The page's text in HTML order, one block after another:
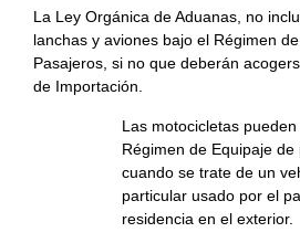
La Ley Orgánica de Aduanas, no
lanchas y aviones bajo el Régimen
Pasajeros, si no que deberán
de Importación.
Las motocicletas
Régimen de Equipaje
cuando se trate de un
particular usado por el
residencia en el exterior.